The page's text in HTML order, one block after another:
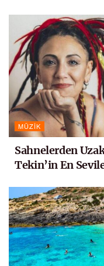
MÜZIK
Sahnelerden
Tekin’in En